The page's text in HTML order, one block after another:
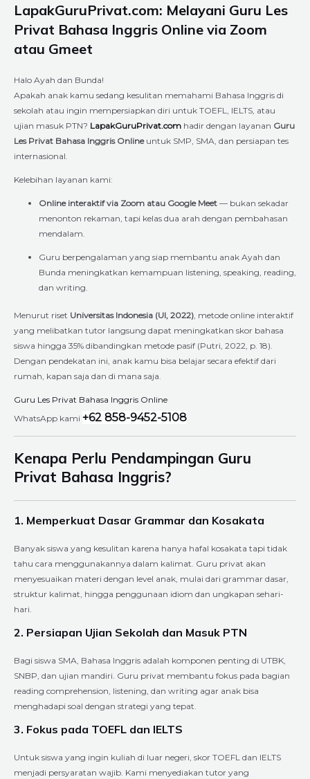
LapakGuruPrivat.com: Melayani Guru Les
Privat Bahasa Inggris Online via Zoom
atau Gmeet
Halo Ayah dan Bunda!
Apakah anak kamu sedang kesulitan memahami Bahasa Inggris di
sekolah atau ingin mempersiapkan diri untuk TOEFL, IELTS, atau
ujian masuk PTN? LapakGuruPrivat.com hadir dengan layanan Guru
Les Privat Bahasa Inggris Onlineuntuk SMP, SMA, dan persiapan tes
internasional.
Kelebihan layanan kami:
Online interaktif via Zoom atau Google Meet — bukan sekadar
menonton rekaman, tapi kelas dua arah dengan pembahasan
mendalam.
Guru berpengalaman yang siap membantu anak Ayah dan
Bunda meningkatkan kemampuan listening, speaking, reading,
dan writing.
Menurut riset Universitas Indonesia (UI, 2022) , metode online interaktif
yang melibatkan tutor langsung dapat meningkatkan skor bahasa
siswa hingga 35% dibandingkan metode pasif (Putri, 2022, p. 18).
Dengan pendekatan ini, anak kamu bisa belajar secara efektif dari
rumah, kapan saja dan di mana saja.
Guru Les Privat Bahasa Inggris Online
WhatsApp kami +62 858-9452-5108
Kenapa Perlu Pendampingan Guru
Privat Bahasa Inggris?
1. Memperkuat Dasar Grammar dan Kosakata
Banyak siswa yang kesulitan karena hanya hafal kosakata tapi tidak
tahu cara menggunakannya dalam kalimat. Guru privat akan
menyesuaikan materi dengan level anak, mulai dari grammar dasar,
struktur kalimat, hingga penggunaan idiom dan ungkapan sehari-
hari.
2. Persiapan Ujian Sekolah dan Masuk PTN
Bagi siswa SMA, Bahasa Inggris adalah komponen penting di UTBK,
SNBP, dan ujian mandiri. Guru privat membantu fokus pada bagian
reading comprehension, listening, dan writing agar anak bisa
menghadapi soal dengan strategi yang tepat.
3. Fokus pada TOEFL dan IELTS
Untuk siswa yang ingin kuliah di luar negeri, skor TOEFL dan IELTS
menjadi persyaratan wajib. Kami menyediakan tutor yang